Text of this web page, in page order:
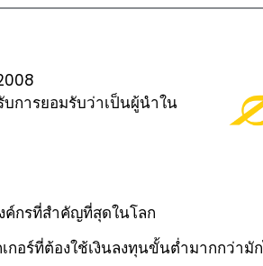
การยอมรับว่าเป็นผู้นำใน
กรที่สำคัญที่สุดในโลก
อร์ที่ต้องใช้เงินลงทุนขั้นต่ำมากกว่ามั